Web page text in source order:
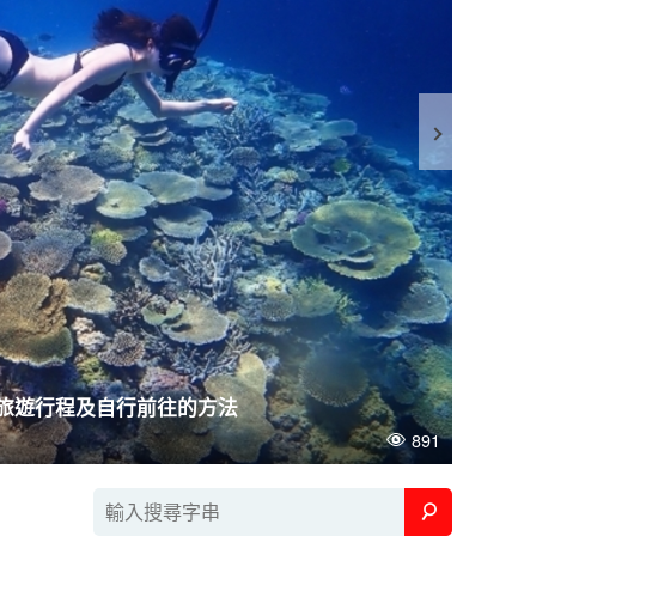
遊行程及自行前往的方法
891